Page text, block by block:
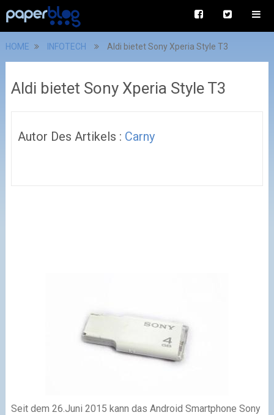
HOME INFOTECH Aldi bietet Sony Xperia Style T3
Aldi bietet Sony Xperia Style T3
Autor Des Artikels : Carny
Seit dem 26.Juni 2015 kann das Android Smartphone Sony